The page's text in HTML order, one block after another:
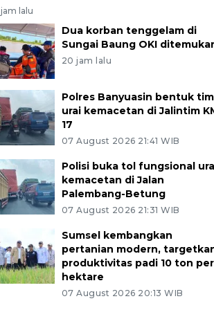
lalu
Dua korban tenggelam di
Sungai Baung OKI
20 jam lalu
Polres Banyuasin bentuk tim
urai kemacetan di Jalintim
17
07 August 2026 21:41 WIB
Polisi buka tol fungsional
kemacetan di Jalan
Palembang-Betung
07 August 2026 21:31 WIB
Sumsel kembangkan
pertanian modern,
produktivitas padi 10 ton per
hektare
07 August 2026 20:13 WIB